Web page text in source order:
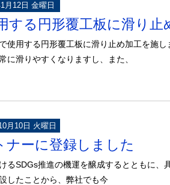
月12日 金曜日
する円形覆工板に滑り止
使用する円形覆工板に滑り止め加工を施
に滑りやすくなりますし、また、
月10日 火曜日
ナーに登録しました
るSDGs推進の機運を醸成するとともに、
したことから、弊社でも今